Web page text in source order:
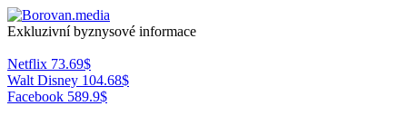
Exkluzivní byznysové informace
Netflix 73.69$
Walt Disney 104.68$
Facebook 589.9$